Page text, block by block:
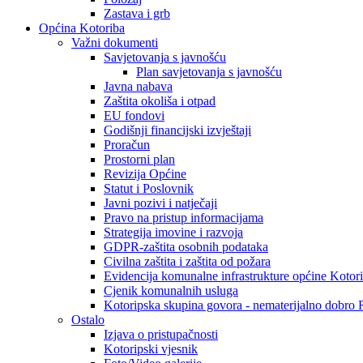
Zastava i grb
Općina Kotoriba
Važni dokumenti
Savjetovanja s javnošću
Plan savjetovanja s javnošću
Javna nabava
Zaštita okoliša i otpad
EU fondovi
Godišnji financijski izvještaji
Proračun
Prostorni plan
Revizija Općine
Statut i Poslovnik
Javni pozivi i natječaji
Pravo na pristup informacijama
Strategija imovine i razvoja
GDPR-zaštita osobnih podataka
Civilna zaštita i zaštita od požara
Evidencija komunalne infrastrukture općine
Cjenik komunalnih usluga
Kotoripska skupina govora - nematerijalno dobro
Ostalo
Izjava o pristupačnosti
Kotoripski vjesnik